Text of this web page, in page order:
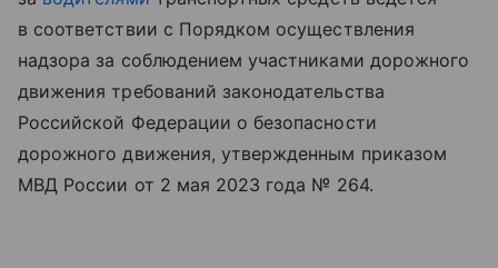
в соответствии с Порядком осуществления
надзора за соблюдением участниками дорожного
движения требований законодательства
Российской Федерации о безопасности
дорожного движения, утвержденным приказом
МВД России от 2 мая 2023 года № 264.